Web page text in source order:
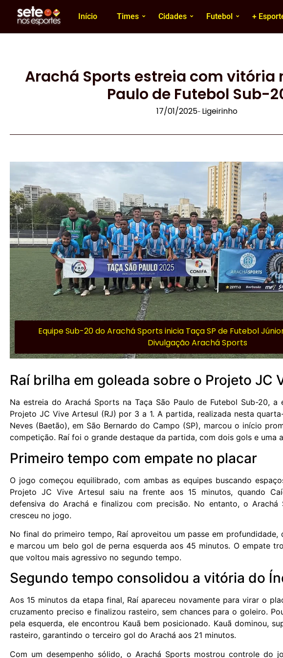
Início Times Cidades Futebol +
Arachá Sports estreia com vitória
Paulo de Futebol Sub-
17/01/2025- Ligeirinho
Equipe Sub-20 do Arachá Sports inicia Taça SP de Futebol
Divulgação Arachá Sports
Raí brilha em goleada sobre o Projeto JC
Na estreia do Arachá Sports na Taça São Paulo de Futebol Sub-20, a
Projeto JC Vive Artesul (RJ) por 3 a 1. A partida, realizada nesta
Neves (Baetão), em São Bernardo do Campo (SP), marcou o início
competição. Raí foi o grande destaque da partida, com dois gols e uma
Primeiro tempo com empate no placar
O jogo começou equilibrado, com ambas as equipes buscando
Projeto JC Vive Artesul saiu na frente aos 15 minutos, quando
defensiva do Arachá e finalizou com precisão. No entanto, o
cresceu no jogo.
No final do primeiro tempo, Raí aproveitou um passe em
e marcou um belo gol de perna esquerda aos 45 minutos. O empate
que voltou mais agressivo no segundo tempo.
Segundo tempo consolidou a vitória do
Aos 15 minutos da etapa final, Raí apareceu novamente para virar o
cruzamento preciso e finalizou rasteiro, sem chances para o goleiro.
pela esquerda, ele encontrou Kauã bem posicionado. Kauã dominou,
rasteiro, garantindo o terceiro gol do Arachá aos 21 minutos.
Com um desempenho sólido, o Arachá Sports mostrou controle do